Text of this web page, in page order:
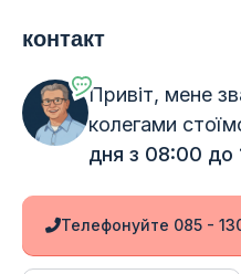
контакт
Привіт, мене
колегами
дня з 08:00 до
Телефонуйте 085 -